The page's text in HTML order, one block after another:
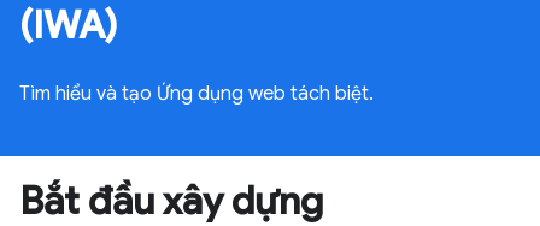
(IWA)
Tìm hiểu và tạo Ứng dụng web tách biệt.
Bắt đầu xây dựng